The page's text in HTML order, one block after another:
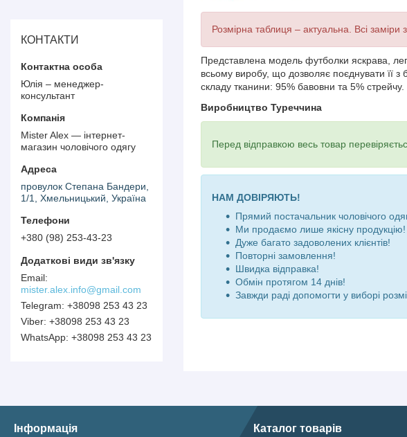
Розмірна таблиця – актуальна. Всі заміри
Представлена ​​модель футболки яскрава,
всьому виробу, що дозволяє поєднувати її
складу тканини: 95% бавовни та 5% стрейчу.
Виробництво Туреччина
Перед відправкою весь товар
НАМ ДОВІРЯЮТЬ!
Прямий постачальник чоловічого
Ми продаємо лише якісну продукцію!
Дуже багато задоволених клієнтів!
Повторні замовлення!
Швидка відправка!
Обмін протягом 14 днів!
Завжди раді допомогти у виборі
КОНТАКТИ
Юлія – менеджер-
консультант
Mister Alex — інтернет-
магазин чоловічого одягу
провулок Степана Бандери,
1/1, Хмельницький, Україна
+380 (98) 253-43-23
mister.alex.info@gmail.com
+38098 253 43 23
+38098 253 43 23
+38098 253 43 23
Інформація Каталог товарів